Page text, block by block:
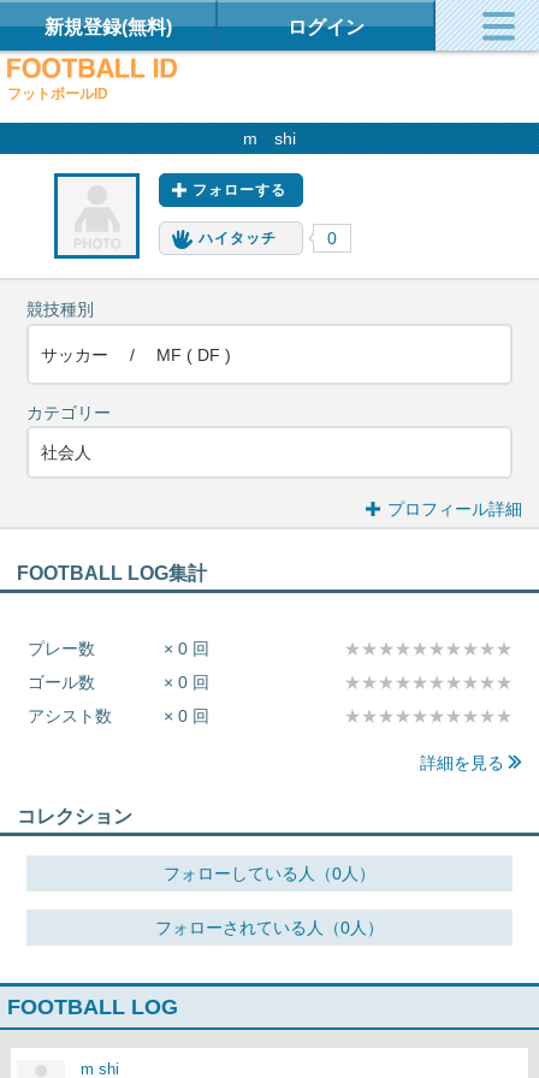
新規登録(無料) ログイン
フットボールID
m shi
フォローする
ハイタッチ 0
競技種別
サッカー / MF ( DF )
カテゴリー
社会人
プロフィール詳細
FOOTBALL LOG集計
プレー数 × 0 回
★★★★★★★★★★
ゴール数
× 0 回
★★★★★★★★★★
アシスト数
× 0 回 ★★★★★★★★★★
詳細を見る
コレクション
フォローしている人（0人）
フォローされている人（0人）
FOOTBALL LOG
m shi